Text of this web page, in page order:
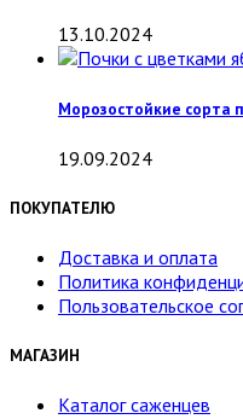
13.10.2024
Морозостойкие сорта
19.09.2024
ПОКУПАТЕЛЮ
Доставка и оплата
Политика
Пользовательское
МАГАЗИН
Каталог саженцев